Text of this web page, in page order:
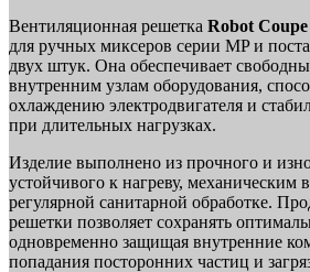
Вентиляционная решетка Robot Coupe
для ручных миксеров серии MP и
двух штук. Она обеспечивает
внутренним узлам оборудования,
охлаждению электродвигателя и
при длительных нагрузках.
Изделие выполнено из прочного и
устойчивого к нагреву, механическим
регулярной санитарной обработке.
решетки позволяет сохранять
одновременно защищая внутренние
попадания посторонних частиц и